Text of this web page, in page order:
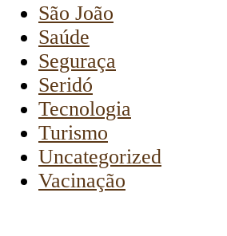
São João
Saúde
Seguraça
Seridó
Tecnologia
Turismo
Uncategorized
Vacinação